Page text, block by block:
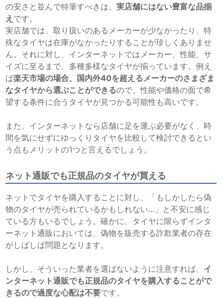
の安さと並んで特筆すべきは、実店舗にはない豊富な品揃
え です。
実店舗では、取り扱いのあるメーカーが少なかったり、特
殊なタイヤは在庫がなかったりすることが珍しくありませ
ん。それに対し、インターネットではメーカー、性能、サ
イズに至るまで、多種多様なタイヤが揃っています。例え
ば楽天市場の場合、国内外40を超えるメーカーのさまざま
なタイヤから選ぶことができるので、性能や価格の面で希
望する条件に合うタイヤが見つかる可能性も高いです。
また、インターネットなら店舗に足を運ぶ必要がなく、時
間を気にせずにゆっくりタイヤを比較して検討できるとい
う点もメリットの1つと言えるでしょう。
ネット通販でも正規品のタイヤが買える
ネットでタイヤを購入することに対し、「もしかしたら偽
物のタイヤが売られているかもしれない…」と不安に感じ
ている方もいるでしょう。確かに、タイヤに限らずインタ
ーネット通販においては、偽物を販売する詐欺業者の存在
がしばしば問題となります。
しかし、そういった業者を選ばないように注意すれば、 イ
ンターネット通販でも正規品のタイヤを購入することがで
きるので過度な心配は不要です。